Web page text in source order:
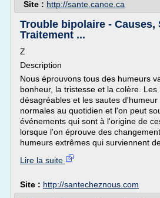
Site : http://sante.canoe.ca
Trouble bipolaire - Causes,
Traitement ...
Z
Description
Nous éprouvons tous des humeurs
bonheur, la tristesse et la colère. Les
désagréables et les sautes
normales au quotidien et l'on peut
événements qui sont à l'origine de
lorsque l'on éprouve des
humeurs extrêmes qui surviennent de
Lire la suite
Site : http://santecheznous.com